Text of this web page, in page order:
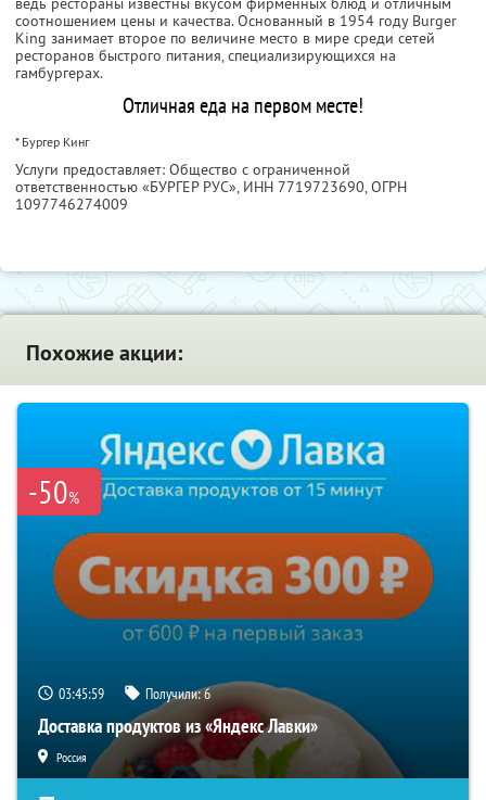
соотношением цены и качества. Основанный в 1954 году Burger
King занимает второе по величине место в мире среди сетей
ресторанов быстрого питания, специализирующихся на
гамбургерах.
Отличная еда на первом месте!
* Бургер Кинг
Услуги предоставляет: Общество с ограниченной
ответственностью «БУРГЕР РУС», ИНН 7719723690, ОГРН
1097746274009
Похожие акции:
-50%
03:45:58 Получили:6
Доставка продуктов из «Яндекс Лавки»
Россия